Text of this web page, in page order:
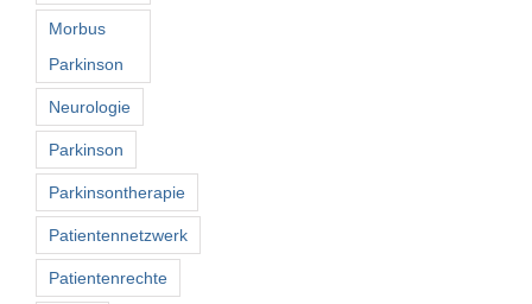
Morbus
Parkinson
Neurologie
Parkinson
Parkinsontherapie
Patientennetzwerk
Patientenrechte